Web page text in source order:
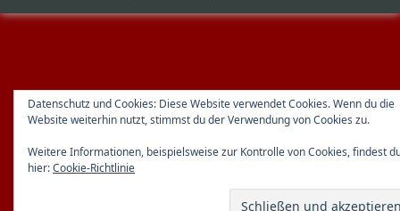
Datenschutz und Cookies: Diese Website verwendet Cookies. Wenn du die
Website weiterhin nutzt, stimmst du der Verwendung von Cookies zu.
Weitere Informationen, beispielsweise zur Kontrolle von Cookies, findest
hier:Cookie-Richtlinie